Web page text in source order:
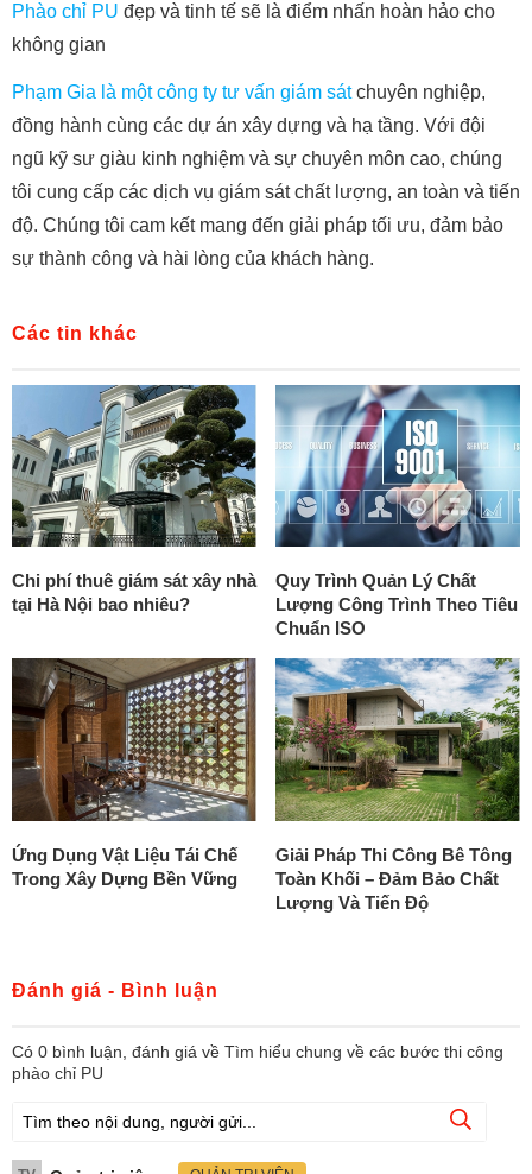
Phào chỉ PU đẹp và tinh tế sẽ là điểm nhấn hoàn hảo cho
không gian
Phạm Gia là một công ty tư vấn giám sátchuyên nghiệp,
đồng hành cùng các dự án xây dựng và hạ tầng. Với đội
ngũ kỹ sư giàu kinh nghiệm và sự chuyên môn cao, chúng
tôi cung cấp các dịch vụ giám sát chất lượng, an toàn và tiến
độ. Chúng tôi cam kết mang đến giải pháp tối ưu, đảm bảo
sự thành công và hài lòng của khách hàng.
Các tin khác
Chi phí thuê giám sát xây nhà
tại Hà Nội bao nhiêu?
Quy Trình Quản Lý Chất
Lượng Công Trình Theo Tiêu
Chuẩn ISO
Ứng Dụng Vật Liệu Tái Chế
Trong Xây Dựng Bền Vững
Giải Pháp Thi Công Bê Tông
Toàn Khối – Đảm Bảo Chất
Lượng Và Tiến Độ
Đánh giá - Bình luận
Có 0 bình luận, đánh giá về Tìm hiểu chung về các bước thi công
phào chỉ PU